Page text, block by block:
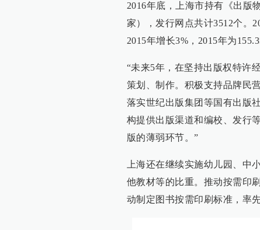
2016年底，上海市持有《出版
家），发行网点共计3512个。
2015年增长3%，2015年为
“未来5年，在坚持出版权特许
策划、制作。积极支持品牌民
落实世纪出版集团等国有出版
构提供出版渠道和编校、发行
版的薄弱环节。”
上海还在继续实施幼儿园、中
他教材等的比重。推动按需印
动制定图书按需印刷标准，率